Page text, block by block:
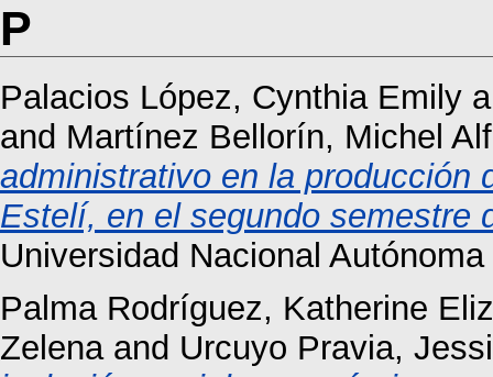
P
Palacios López, Cynthia Emily
and Martínez Bellorín, Michel
administrativo en la producción
Estelí, en el segundo semestre
Universidad Nacional
Palma Rodríguez, Katherine
Zelenaand Urcuyo Pravia,